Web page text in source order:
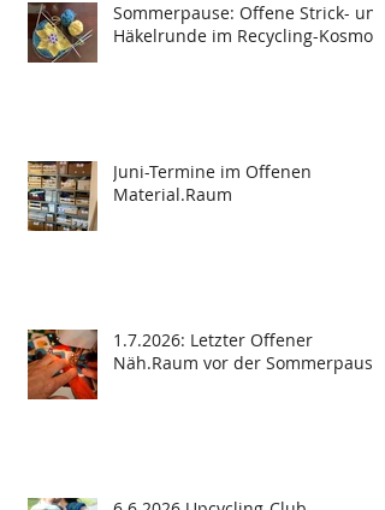
Sommerpause: Offene Strick- und
Häkelrunde im Recycling-Kosmos
Juni-Termine im Offenen
Material.Raum
1.7.2026: Letzter Offener
Näh.Raum vor der Sommerpause